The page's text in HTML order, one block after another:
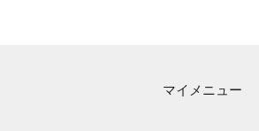
マイメニュー